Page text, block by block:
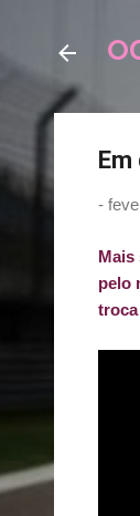
-
Mais
pelo
troca